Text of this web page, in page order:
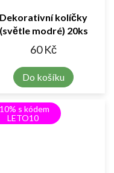
Dekorativní kolíčky
(světle modré) 20ks
60 Kč
Do košíku
s kódem
LETO10